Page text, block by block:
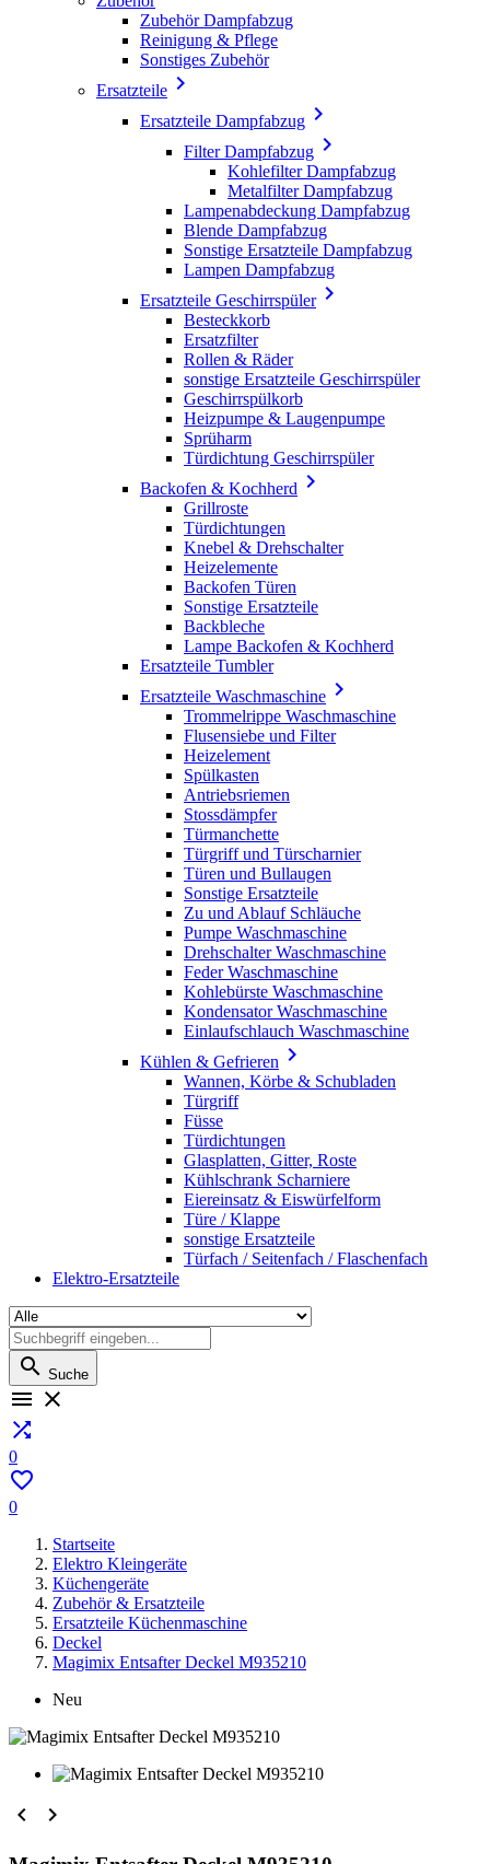
Zubehör Dampfabzug
Reinigung & Pflege
Sonstiges Zubehör
Ersatzteile 
Ersatzteile Dampfabzug 
Filter Dampfabzug 
Kohlefilter Dampfabzug
Metalfilter Dampfabzug
Lampenabdeckung Dampfabzug
Blende Dampfabzug
Sonstige Ersatzteile Dampfabzug
Lampen Dampfabzug
Ersatzteile Geschirrspüler
Besteckkorb
Ersatzfilter
Rollen & Räder
sonstige Ersatzteile Geschirrspüler
Geschirrspülkorb
Heizpumpe & Laugenpumpe
Sprüharm
Türdichtung Geschirrspüler
Backofen & Kochherd 
Grillroste
Türdichtungen
Knebel & Drehschalter
Heizelemente
Backofen Türen
Sonstige Ersatzteile
Backbleche
Lampe Backofen & Kochherd
Ersatzteile Tumbler
Ersatzteile Waschmaschine 
Trommelrippe Waschmaschine
Flusensiebe und Filter
Heizelement
Spülkasten
Antriebsriemen
Stossdämpfer
Türmanchette
Türgriff und Türscharnier
Türen und Bullaugen
Sonstige Ersatzteile
Zu und Ablauf Schläuche
Pumpe Waschmaschine
Drehschalter Waschmaschine
Feder Waschmaschine
Kohlebürste Waschmaschine
Kondensator Waschmaschine
Einlaufschlauch Waschmaschine
Kühlen & Gefrieren 
Wannen, Körbe & Schubladen
Türgriff
Füsse
Türdichtungen
Glasplatten, Gitter, Roste
Kühlschrank Scharniere
Eiereinsatz & Eiswürfelform
Türe / Klappe
sonstige Ersatzteile
Türfach / Seitenfach / Flaschenfach
Elektro-Ersatzteile
 Suche
 

0

0
Startseite
Elektro Kleingeräte
Küchengeräte
Zubehör & Ersatzteile
Ersatzteile Küchenmaschine
Deckel
Magimix Entsafter Deckel M935210
Neu
 